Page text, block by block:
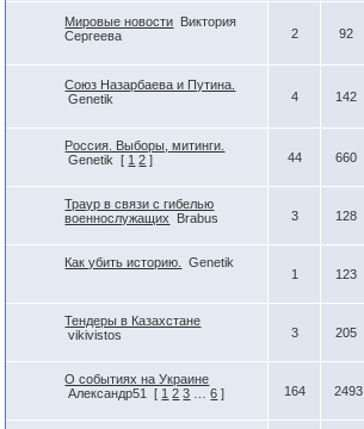
Мировые новости
Виктория
Сергеева
2 92
Союз Назарбаева и Путина.
Genetik
4 142
Россия. Выборы, митинги.
Genetik [ 1 2 ] 44 660
Траур в связи с гибелью
военнослужащих
Brabus 3 128
Как убить историю.
Genetik
1
123
Тендеры в Казахстане
vikivistos
3 205
О событиях на Украине
Александр51 [ 1 2 3 … 6 ] 164 2493